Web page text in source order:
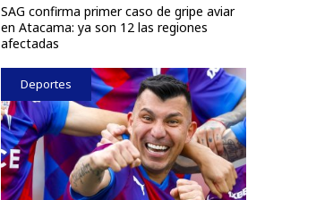
SAG confirma primer caso de gripe aviar
en Atacama: ya son 12 las regiones
afectadas
Deportes